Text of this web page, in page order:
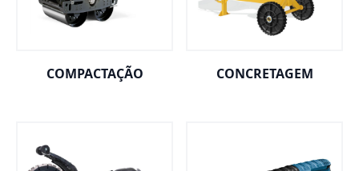
COMPACTAÇÃO CONCRETAGEM